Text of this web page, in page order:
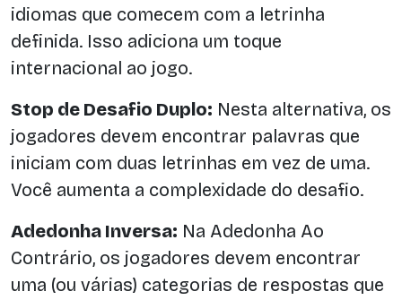
idiomas que comecem com a letrinha
definida. Isso adiciona um toque
internacional ao jogo.
Stop de Desafio Duplo: Nesta alternativa, os
jogadores devem encontrar palavras que
iniciam com duas letrinhas em vez de uma.
Você aumenta a complexidade do desafio.
Adedonha Inversa: Na Adedonha Ao
Contrário, os jogadores devem encontrar
uma (ou várias) categorias de respostas que